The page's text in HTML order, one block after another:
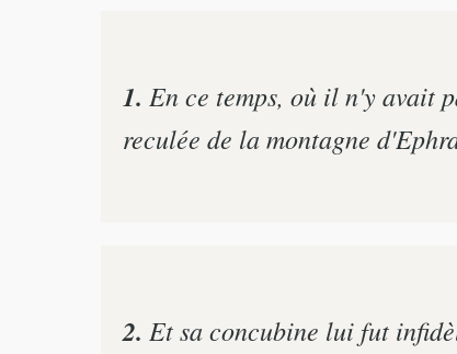
1. En ce temps, où il n'y avait
reculée de la montagne
2. Et sa concubine lui fut